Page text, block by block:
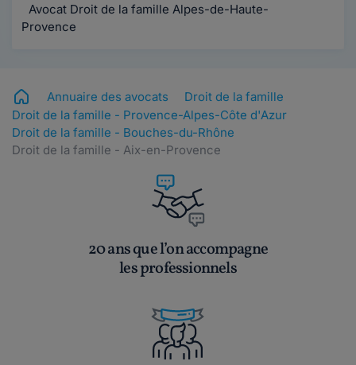
Avocat Droit de la famille Alpes-de-Haute-
Provence
Annuaire des avocats
Droit de la famille
Droit de la famille - Provence-Alpes-Côte d'Azur
Droit de la famille - Bouches-du-Rhône
Droit de la famille - Aix-en-Provence
20 ans que l’on accompagne
les professionnels